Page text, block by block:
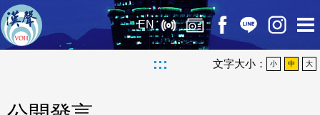
EN
::: 文字大小： 小 中 大